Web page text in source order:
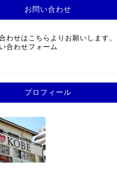
お問い合わせ
わせはこちらよりお願いします。
合わせフォーム
プロフィール